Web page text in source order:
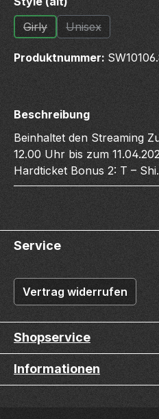
Girly
(Diese Option ist zurzeit
Unisex
(Diese Option
Produktnummer:
Beschreibung
Beinhaltet den Streaming
12.00 Uhr bis zum
Hardticket Bonus 2: T –
Service
Vertrag widerrufen
Shopservice
Informationen